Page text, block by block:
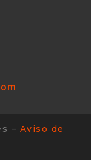
– Aviso de